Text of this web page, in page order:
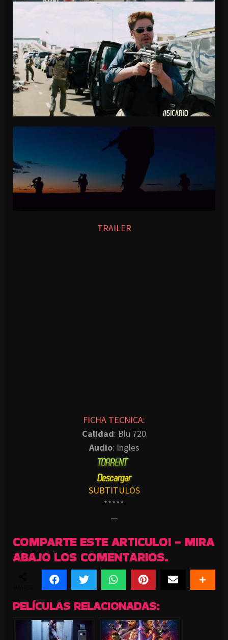
TRAILER
FICHA TECNICA:
Calidad: Blu 720
Audio: Ingles
SUBTITULOS
*****
—
COMPARTE ESTE ARTICULO! - MIRA
ABAJO LOS COMENTARIOS.
PELÍCULAS RELACIONADAS: